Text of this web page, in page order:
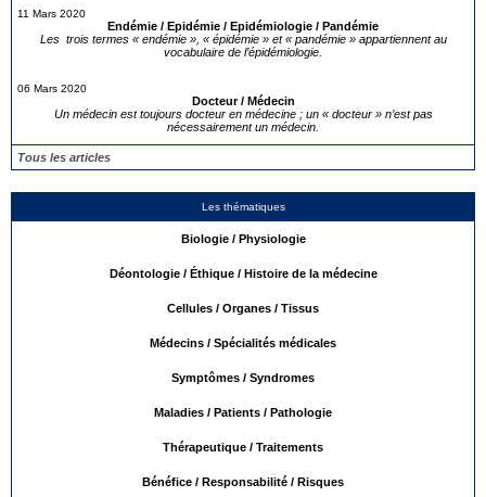
11 Mars 2020
Endémie / Epidémie / Epidémiologie / Pandémie
Les trois termes « endémie », « épidémie » et « pandémie » appartiennent au
vocabulaire de l’épidémiologie.
06 Mars 2020
Docteur / Médecin
Un médecin est toujours docteur en médecine ; un « docteur » n’est pas
nécessairement un médecin.
Tous les articles
Les thématiques
Biologie / Physiologie
Déontologie / Éthique / Histoire de la médecine
Cellules / Organes / Tissus
Médecins / Spécialités médicales
Symptômes / Syndromes
Maladies / Patients / Pathologie
Thérapeutique / Traitements
Bénéfice / Responsabilité / Risques